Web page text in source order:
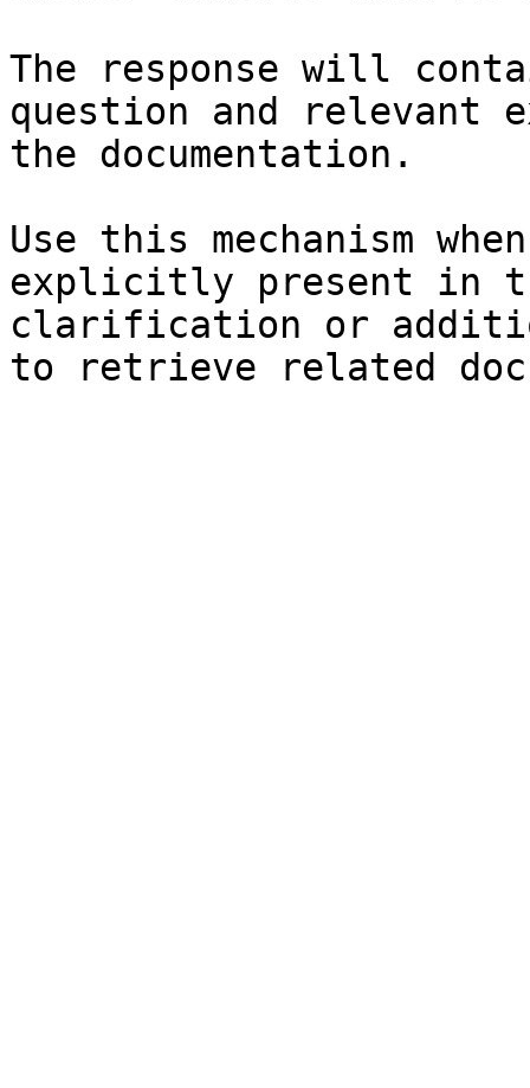
The response will
question and relevant
the documentation.
Use this mechanism
explicitly present in
clarification or